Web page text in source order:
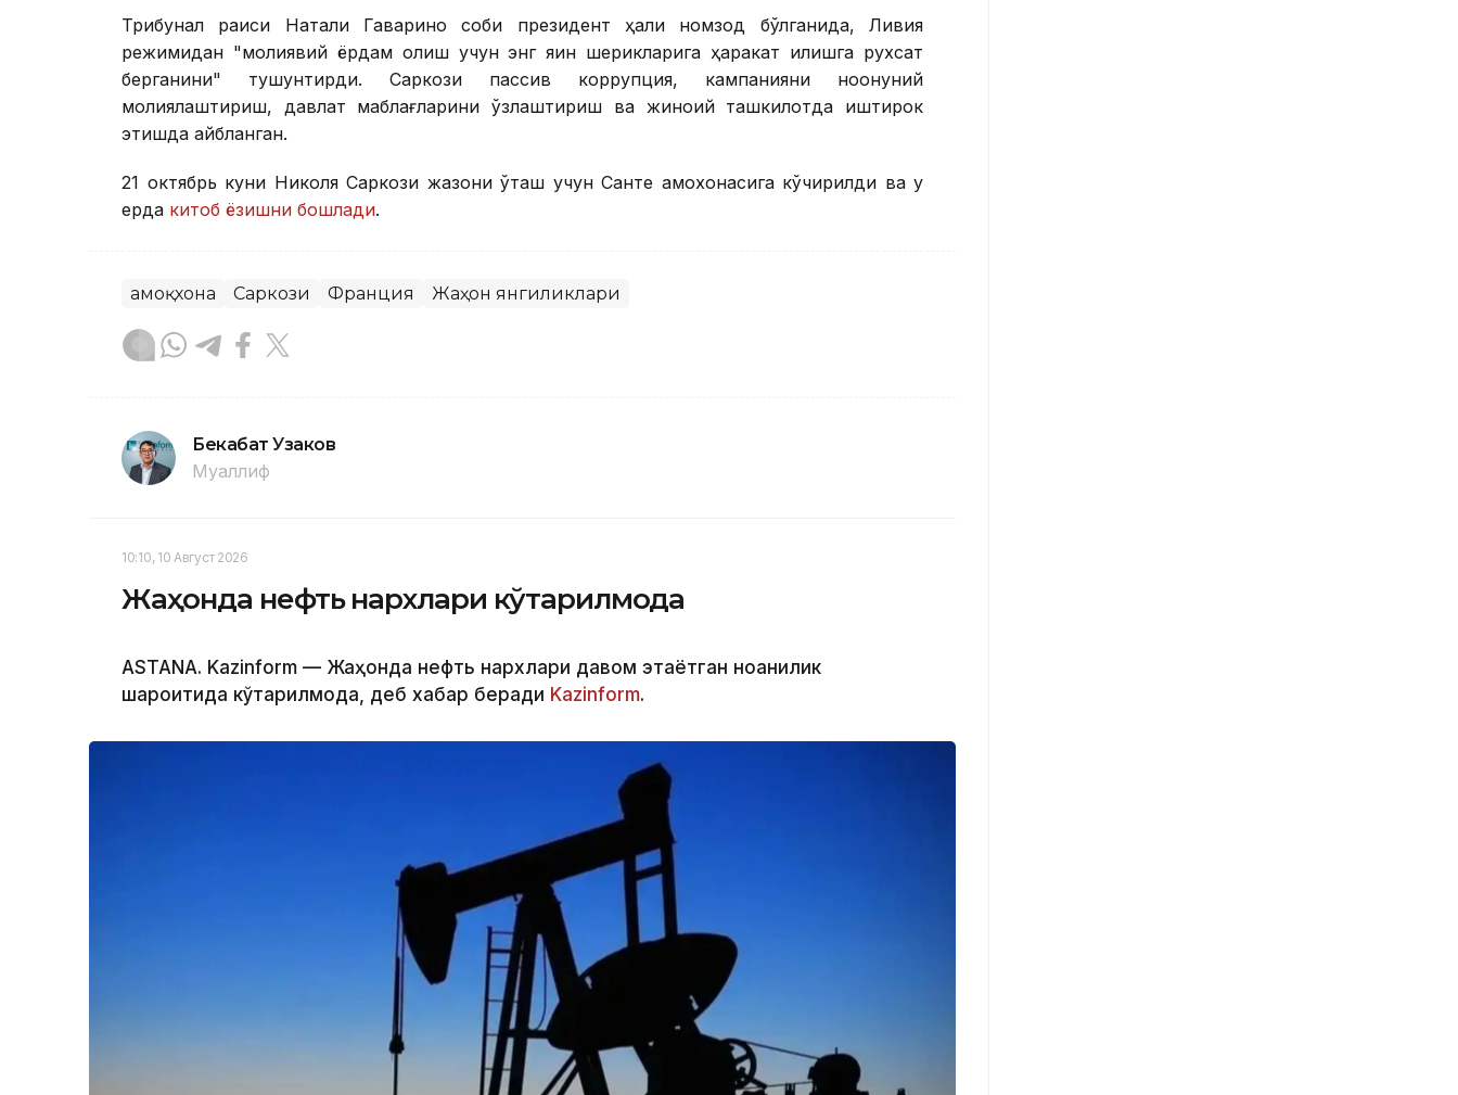
Трибунал раиси Натали Гаварино собиқ президент ҳали номзод бўлганида, Ливия
режимидан "молиявий ёрдам олиш учун энг яқин шерикларига ҳаракат қилишга рухсат
берганини" тушунтирди. Саркози пассив коррупция, кампанияни ноқонуний
молиялаштириш, давлат маблағларини ўзлаштириш ва жиноий ташкилотда иштирок
этишда айбланган.
21 октябрь куни Николя Саркози жазони ўташ учун Санте қамоқхонасига кўчирилди ва у
ерда китоб ёзишни бошлади.
Қамоқхона Саркози Франция Жаҳон янгиликлари
Бекабат Узаков
Муаллиф
10:10, 10 Август 2026
Жаҳонда нефть нархлари кўтарилмоқда
ASTANA. Kazinform — Жаҳонда нефть нархлари давом этаётган ноаниқлик
шароитида кўтарилмоқда, деб хабар беради Kazinform.